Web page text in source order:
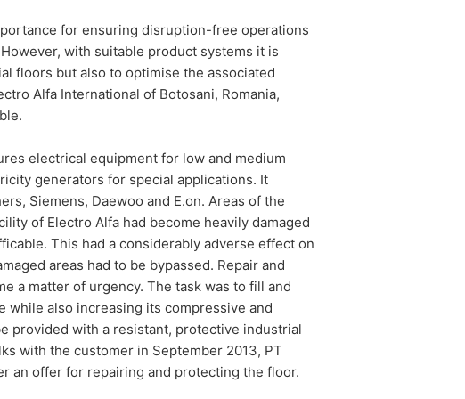
for ensuring disruption-free operations
with suitable product systems it is
floors but also to optimise the associated
Alfa International of Botosani, Romania,
electrical equipment for low and medium
generators for special applications. It
Siemens, Daewoo and E.on. Areas of the
of Electro Alfa had become heavily damaged
This had a considerably adverse effect on
areas had to be bypassed. Repair and
a matter of urgency. The task was to fill and
while also increasing its compressive and
provided with a resistant, protective industrial
with the customer in September 2013, PT
an offer for repairing and protecting the floor.
údaje, ktoré na základe Vášho súhlasu alebo
na inú zodpovednú osobu, stane sa tak
Bauchemie o rozsiahle poskytnutie informácií
nás kedykoľvek vyžadovať opravu, vymazanie